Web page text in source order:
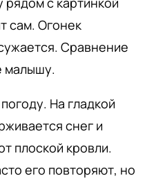
сам. Огонек
Сравнение
малышу.
На гладкой
снег и
плоской кровли.
его повторяют, но